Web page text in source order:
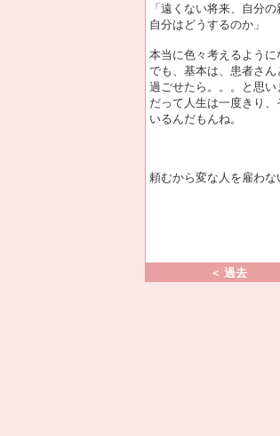
「遠くない将来、自分
自分はどうするのか」
本当に色々考えるように
でも、基本は、患者さん
過ごせたら。。。と思い
だって人生は一度きり
いるんだもんね。
頼むから変な人を雇わな
＜ 過去